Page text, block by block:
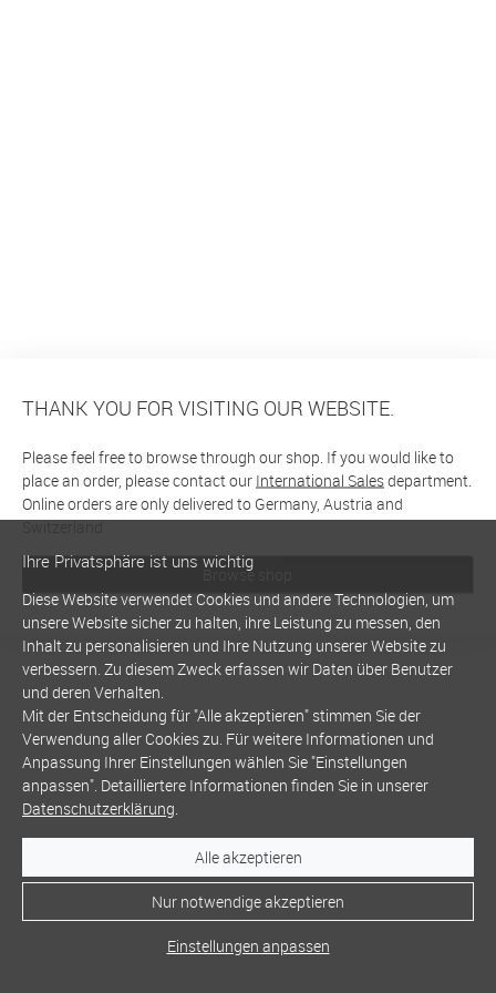
THANK YOU FOR VISITING OUR WEBSITE.
Please feel free to browse through our shop. If you would like to
place an order, please contact our International Salesdepartment.
Online orders are only delivered to Germany, Austria and
Switzerland
Browse shop
Ihre Privatsphäre ist uns wichtig
Diese Website verwendet Cookies und andere Technologien, um
unsere Website sicher zu halten, ihre Leistung zu messen, den
Inhalt zu personalisieren und Ihre Nutzung unserer Website zu
verbessern. Zu diesem Zweck erfassen wir Daten über Benutzer
und deren Verhalten.
Mit der Entscheidung für "Alle akzeptieren" stimmen Sie der
Verwendung aller Cookies zu. Für weitere Informationen und
Anpassung Ihrer Einstellungen wählen Sie "Einstellungen
anpassen". Detailliertere Informationen finden Sie in unserer
Datenschutzerklärung.
Alle akzeptieren
Nur notwendige akzeptieren
Einstellungen anpassen